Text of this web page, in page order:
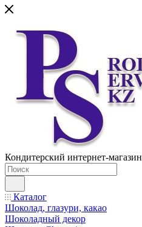
Кондитерский интернет-
Каталог
Шоколад, глазури, какао
Шоколадный декор